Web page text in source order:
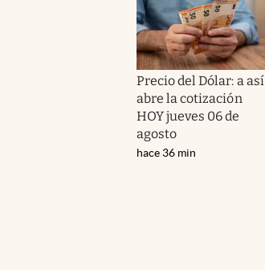
Precio del Dólar: a así
abre la cotización
HOY jueves 06 de
agosto
hace 36 min